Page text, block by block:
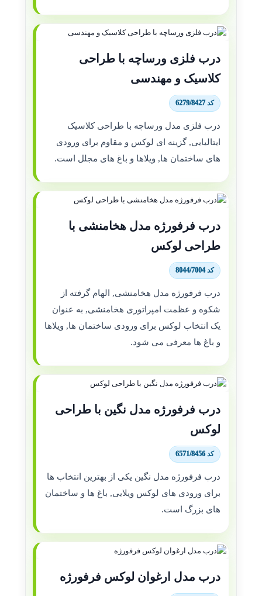
درب فلزی ورساچه با طراحی
کلاسیک و مهندسی
کد 6279/8427
درب فلزی مدل ورساچه با طراحی کلاسیک
ایتالیایی, گزینه ای لوکس و مقاوم برای ورودی
های ساختمان ها, ویلاها و باغ های مجلل است.
درب فرفورژه مدل هخامنشی با
طراحی لوکس
کد 8044/7004
درب فرفورژه مدل هخامنشی, الهام گرفته از
شکوه و عظمت امپراتوری هخامنشی, به عنوان
یک انتخاب لوکس برای ورودی ساختمان ها, ویلاها
و باغ ها معرفی می شود.
درب فرفورژه مدل نگین با طراحی
لوکس
کد 6571/8456
درب فرفورژه مدل نگین یکی از بهترین انتخاب ها
برای ورودی های لوکس ویلایی, باغ ها و ساختمان
های بزرگ است.
درب مدل ارغوان لوکس فرفورژه